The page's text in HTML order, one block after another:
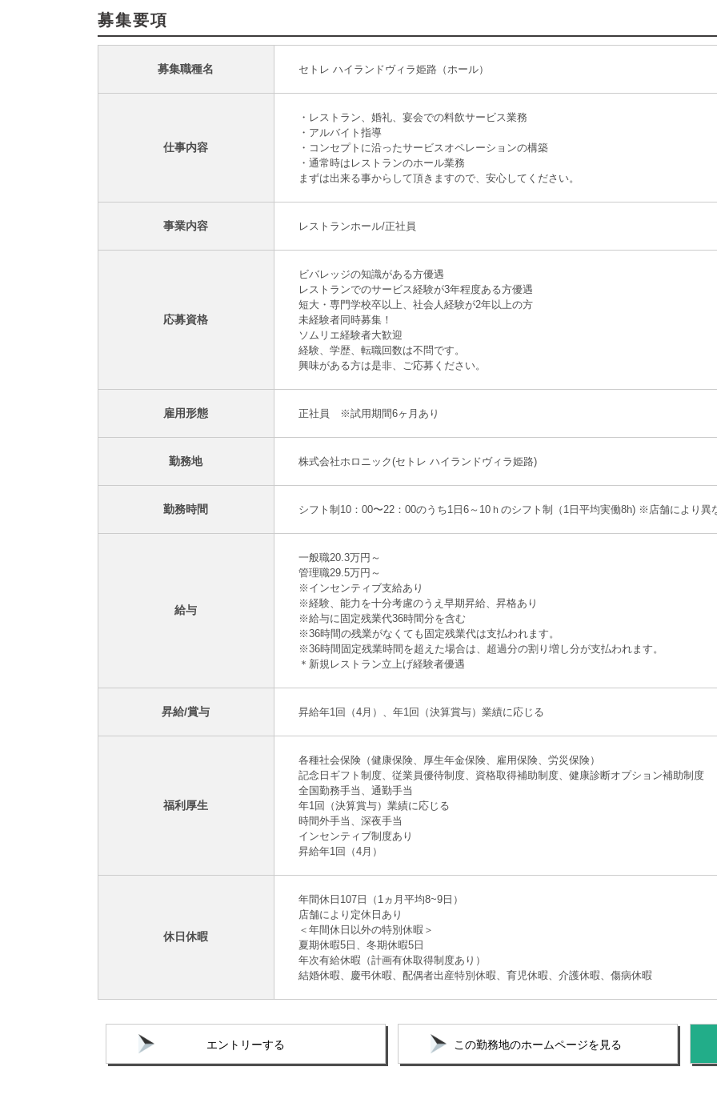
募集要項
募集職種名 セトレ ハイランドヴィラ姫路（ホール）
仕事内容
・レストラン、婚礼、宴会での料飲サービス業務
・アルバイト指導
・コンセプトに沿ったサービスオペレーションの構築
・通常時はレストランのホール業務
まずは出来る事からして頂きますので、安心してください。
事業内容 レストランホール/正社員
応募資格
ビバレッジの知識がある方優遇
レストランでのサービス経験が3年程度ある方優遇
短大・専門学校卒以上、社会人経験が2年以上の方
未経験者同時募集！
ソムリエ経験者大歓迎
経験、学歴、転職回数は不問です。
興味がある方は是非、ご応募ください。
雇用形態 正社員 ※試用期間6ヶ月あり
勤務地 株式会社ホロニック(セトレ ハイランドヴィラ姫路)
勤務時間 シフト制10：00〜22：00のうち1日6～10ｈのシフト制（1日平均実働8h) ※店舗により異
給与
一般職20.3万円～
管理職29.5万円～
※インセンティブ支給あり
※経験、能力を十分考慮のうえ早期昇給、昇格あり
※給与に固定残業代36時間分を含む
※36時間の残業がなくても固定残業代は支払われます。
※36時間固定残業時間を超えた場合は、超過分の割り増し分が支払われます。
＊新規レストラン立上げ経験者優遇
昇給/賞与 昇給年1回（4月）、年1回（決算賞与）業績に応じる
福利厚生
各種社会保険（健康保険、厚生年金保険、雇用保険、労災保険）
記念日ギフト制度、従業員優待制度、資格取得補助制度、健康診断オプション補助制度
全国勤務手当、通勤手当
年1回（決算賞与）業績に応じる
時間外手当、深夜手当
インセンティブ制度あり
昇給年1回（4月）
休日休暇
年間休日107日（1ヵ月平均8~9日）
店舗により定休日あり
＜年間休日以外の特別休暇＞
夏期休暇5日、冬期休暇5日
年次有給休暇（計画有休取得制度あり）
結婚休暇、慶弔休暇、配偶者出産特別休暇、育児休暇、介護休暇、傷病休暇
エントリーする この勤務地のホームページを見る